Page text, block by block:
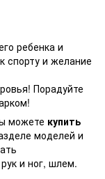
ребенка и
спорту и желание
Порадуйте
можете купить
моделей и
и ног, шлем.